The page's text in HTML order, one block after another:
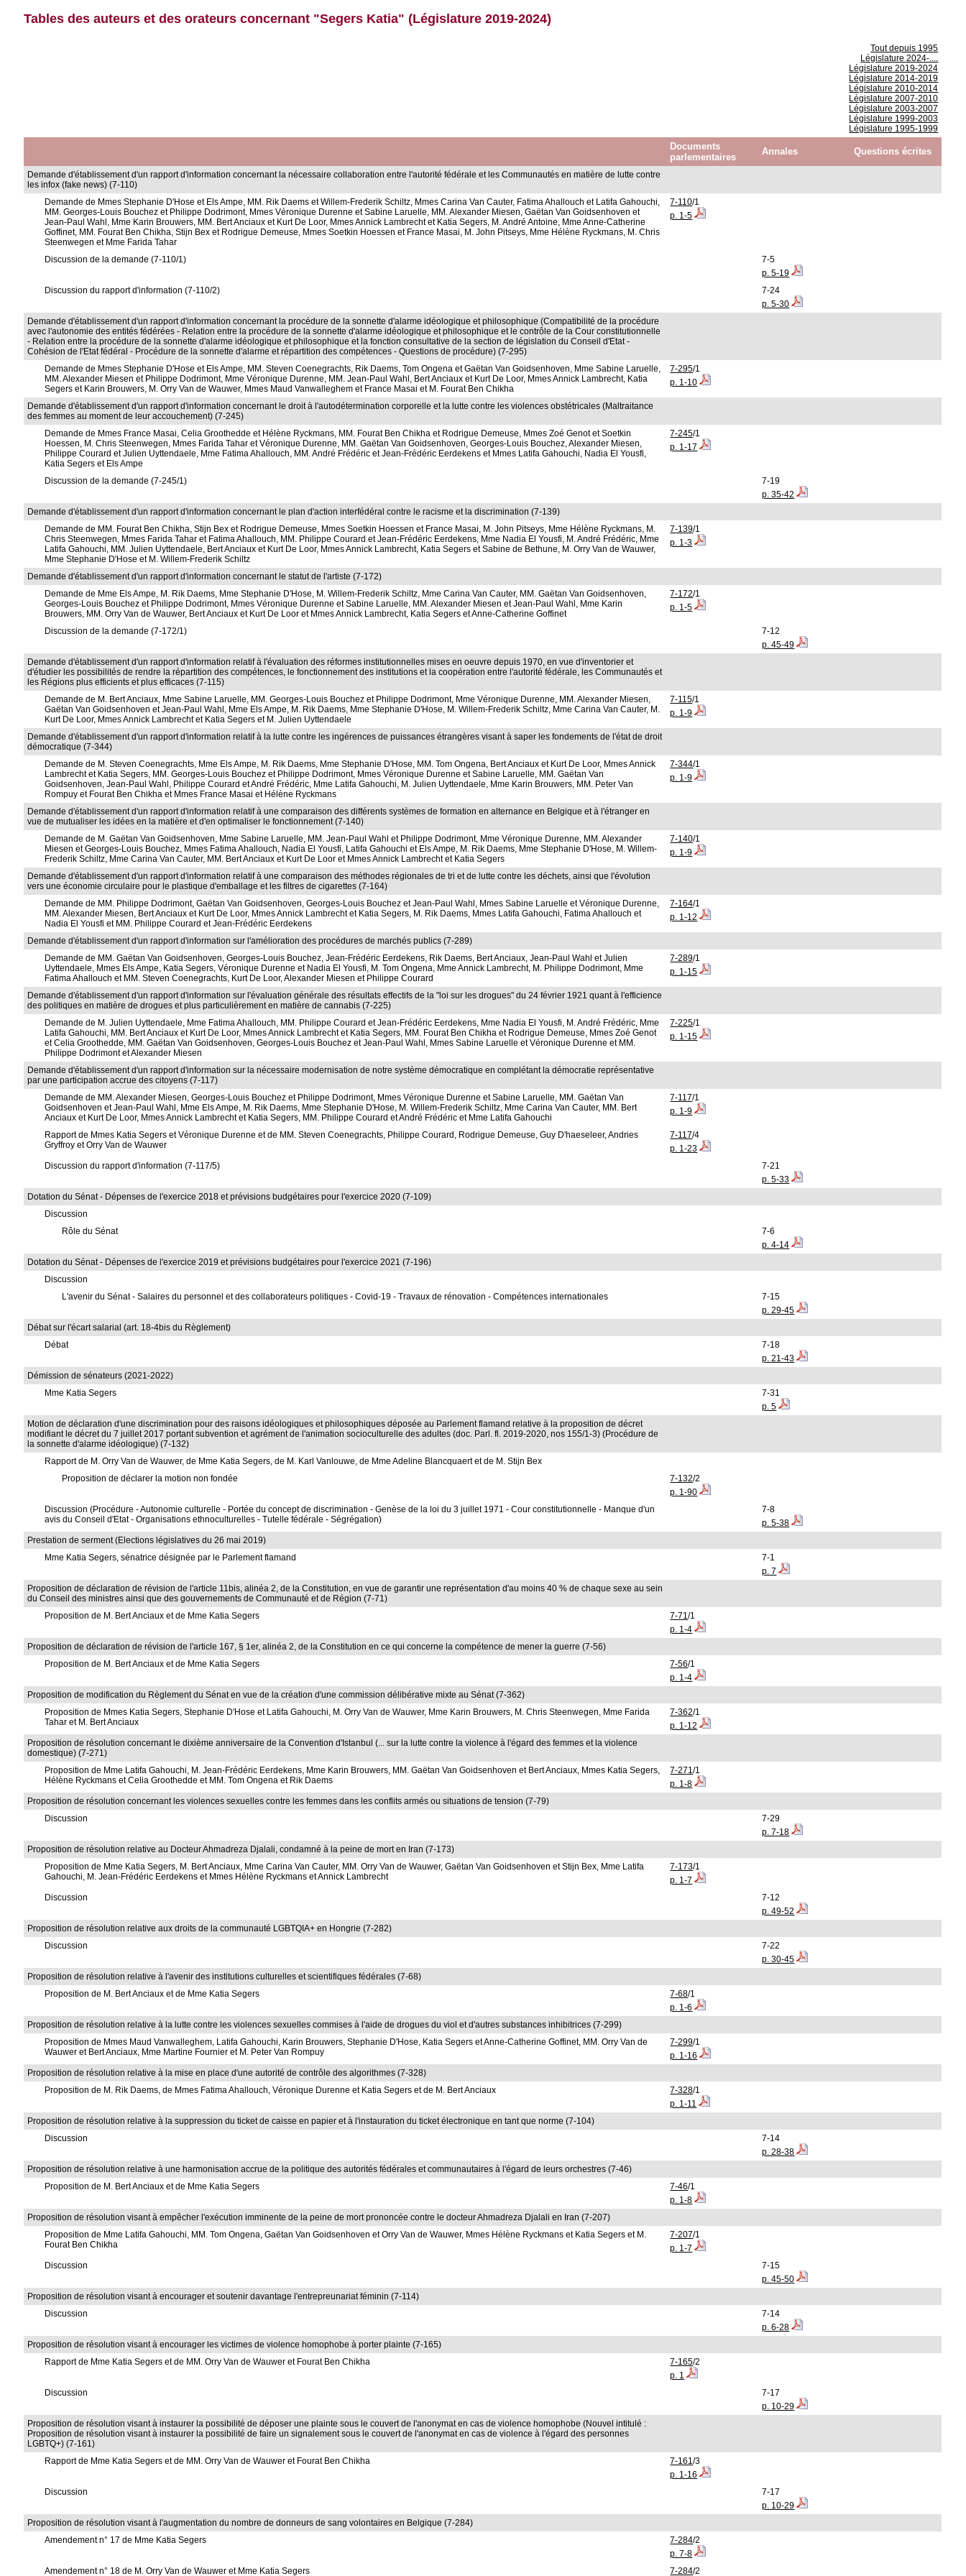
Tables des auteurs et des orateurs concernant "Segers Katia" (Législature 2019-2024)
Tout depuis 1995
Législature 2024-....
Législature 2019-2024
Législature 2014-2019
Législature 2010-2014
Législature 2007-2010
Législature 2003-2007
Législature 1999-2003
Législature 1995-1999
Documents
parlementaires
Annales Questions écrites
Demande d'établissement d'un rapport d'information concernant la nécessaire collaboration entre l'autorité fédérale et les Communautés en matière de lutte contre
les infox (fake news) (7-110)
Demande de Mmes Stephanie D'Hose et Els Ampe, MM. Rik Daems et Willem-Frederik Schiltz, Mmes Carina Van Cauter, Fatima Ahallouch et Latifa Gahouchi,
MM. Georges-Louis Bouchez et Philippe Dodrimont, Mmes Véronique Durenne et Sabine Laruelle, MM. Alexander Miesen, Gaëtan Van Goidsenhoven et
Jean-Paul Wahl, Mme Karin Brouwers, MM. Bert Anciaux et Kurt De Loor, Mmes Annick Lambrecht et Katia Segers, M. André Antoine, Mme Anne-Catherine
Goffinet, MM. Fourat Ben Chikha, Stijn Bex et Rodrigue Demeuse, Mmes Soetkin Hoessen et France Masai, M. John Pitseys, Mme Hélène Ryckmans, M. Chris
Steenwegen et Mme Farida Tahar
7-110/1
p. 1-5
Discussion de la demande (7-110/1)
7-5
p. 5-19
Discussion du rapport d'information (7-110/2)
7-24
p. 5-30
Demande d'établissement d'un rapport d'information concernant la procédure de la sonnette d'alarme idéologique et philosophique (Compatibilité de la procédure
avec l'autonomie des entités fédérées - Relation entre la procédure de la sonnette d'alarme idéologique et philosophique et le contrôle de la Cour constitutionnelle
- Relation entre la procédure de la sonnette d'alarme idéologique et philosophique et la fonction consultative de la section de législation du Conseil d'Etat -
Cohésion de l'Etat fédéral - Procédure de la sonnette d'alarme et répartition des compétences - Questions de procédure) (7-295)
Demande de Mmes Stephanie D'Hose et Els Ampe, MM. Steven Coenegrachts, Rik Daems, Tom Ongena et Gaëtan Van Goidsenhoven, Mme Sabine Laruelle,
MM. Alexander Miesen et Philippe Dodrimont, Mme Véronique Durenne, MM. Jean-Paul Wahl, Bert Anciaux et Kurt De Loor, Mmes Annick Lambrecht, Katia
Segers et Karin Brouwers, M. Orry Van de Wauwer, Mmes Maud Vanwalleghem et France Masai et M. Fourat Ben Chikha
7-295/1
p. 1-10
Demande d'établissement d'un rapport d'information concernant le droit à l'autodétermination corporelle et la lutte contre les violences obstétricales (Maltraitance
des femmes au moment de leur accouchement) (7-245)
Demande de Mmes France Masai, Celia Groothedde et Hélène Ryckmans, MM. Fourat Ben Chikha et Rodrigue Demeuse, Mmes Zoé Genot et Soetkin
Hoessen, M. Chris Steenwegen, Mmes Farida Tahar et Véronique Durenne, MM. Gaëtan Van Goidsenhoven, Georges-Louis Bouchez, Alexander Miesen,
Philippe Courard et Julien Uyttendaele, Mme Fatima Ahallouch, MM. André Frédéric et Jean-Frédéric Eerdekens et Mmes Latifa Gahouchi, Nadia El Yousfi,
Katia Segers et Els Ampe
7-245/1
p. 1-17
Discussion de la demande (7-245/1)
7-19
p. 35-42
Demande d'établissement d'un rapport d'information concernant le plan d'action interfédéral contre le racisme et la discrimination (7-139)
Demande de MM. Fourat Ben Chikha, Stijn Bex et Rodrigue Demeuse, Mmes Soetkin Hoessen et France Masai, M. John Pitseys, Mme Hélène Ryckmans, M.
Chris Steenwegen, Mmes Farida Tahar et Fatima Ahallouch, MM. Philippe Courard et Jean-Frédéric Eerdekens, Mme Nadia El Yousfi, M. André Frédéric, Mme
Latifa Gahouchi, MM. Julien Uyttendaele, Bert Anciaux et Kurt De Loor, Mmes Annick Lambrecht, Katia Segers et Sabine de Bethune, M. Orry Van de Wauwer,
Mme Stephanie D'Hose et M. Willem-Frederik Schiltz
7-139/1
p. 1-3
Demande d'établissement d'un rapport d'information concernant le statut de l'artiste (7-172)
Demande de Mme Els Ampe, M. Rik Daems, Mme Stephanie D'Hose, M. Willem-Frederik Schiltz, Mme Carina Van Cauter, MM. Gaëtan Van Goidsenhoven,
Georges-Louis Bouchez et Philippe Dodrimont, Mmes Véronique Durenne et Sabine Laruelle, MM. Alexander Miesen et Jean-Paul Wahl, Mme Karin
Brouwers, MM. Orry Van de Wauwer, Bert Anciaux et Kurt De Loor et Mmes Annick Lambrecht, Katia Segers et Anne-Catherine Goffinet
7-172/1
p. 1-5
Discussion de la demande (7-172/1)
7-12
p. 45-49
Demande d'établissement d'un rapport d'information relatif à l'évaluation des réformes institutionnelles mises en oeuvre depuis 1970, en vue d'inventorier et
d'étudier les possibilités de rendre la répartition des compétences, le fonctionnement des institutions et la coopération entre l'autorité fédérale, les Communautés et
les Régions plus efficients et plus efficaces (7-115)
Demande de M. Bert Anciaux, Mme Sabine Laruelle, MM. Georges-Louis Bouchez et Philippe Dodrimont, Mme Véronique Durenne, MM. Alexander Miesen,
Gaëtan Van Goidsenhoven et Jean-Paul Wahl, Mme Els Ampe, M. Rik Daems, Mme Stephanie D'Hose, M. Willem-Frederik Schiltz, Mme Carina Van Cauter, M.
Kurt De Loor, Mmes Annick Lambrecht et Katia Segers et M. Julien Uyttendaele
7-115/1
p. 1-9
Demande d'établissement d'un rapport d'information relatif à la lutte contre les ingérences de puissances étrangères visant à saper les fondements de l'état de droit
démocratique (7-344)
Demande de M. Steven Coenegrachts, Mme Els Ampe, M. Rik Daems, Mme Stephanie D'Hose, MM. Tom Ongena, Bert Anciaux et Kurt De Loor, Mmes Annick
Lambrecht et Katia Segers, MM. Georges-Louis Bouchez et Philippe Dodrimont, Mmes Véronique Durenne et Sabine Laruelle, MM. Gaëtan Van
Goidsenhoven, Jean-Paul Wahl, Philippe Courard et André Frédéric, Mme Latifa Gahouchi, M. Julien Uyttendaele, Mme Karin Brouwers, MM. Peter Van
Rompuy et Fourat Ben Chikha et Mmes France Masai et Hélène Ryckmans
7-344/1
p. 1-9
Demande d'établissement d'un rapport d'information relatif à une comparaison des différents systèmes de formation en alternance en Belgique et à l'étranger en
vue de mutualiser les idées en la matière et d'en optimaliser le fonctionnement (7-140)
Demande de M. Gaëtan Van Goidsenhoven, Mme Sabine Laruelle, MM. Jean-Paul Wahl et Philippe Dodrimont, Mme Véronique Durenne, MM. Alexander
Miesen et Georges-Louis Bouchez, Mmes Fatima Ahallouch, Nadia El Yousfi, Latifa Gahouchi et Els Ampe, M. Rik Daems, Mme Stephanie D'Hose, M. Willem-
Frederik Schiltz, Mme Carina Van Cauter, MM. Bert Anciaux et Kurt De Loor et Mmes Annick Lambrecht et Katia Segers
7-140/1
p. 1-9
Demande d'établissement d'un rapport d'information relatif à une comparaison des méthodes régionales de tri et de lutte contre les déchets, ainsi que l'évolution
vers une économie circulaire pour le plastique d'emballage et les filtres de cigarettes (7-164)
Demande de MM. Philippe Dodrimont, Gaëtan Van Goidsenhoven, Georges-Louis Bouchez et Jean-Paul Wahl, Mmes Sabine Laruelle et Véronique Durenne,
MM. Alexander Miesen, Bert Anciaux et Kurt De Loor, Mmes Annick Lambrecht et Katia Segers, M. Rik Daems, Mmes Latifa Gahouchi, Fatima Ahallouch et
Nadia El Yousfi et MM. Philippe Courard et Jean-Frédéric Eerdekens
7-164/1
p. 1-12
Demande d'établissement d'un rapport d'information sur l'amélioration des procédures de marchés publics (7-289)
Demande de MM. Gaëtan Van Goidsenhoven, Georges-Louis Bouchez, Jean-Frédéric Eerdekens, Rik Daems, Bert Anciaux, Jean-Paul Wahl et Julien
Uyttendaele, Mmes Els Ampe, Katia Segers, Véronique Durenne et Nadia El Yousfi, M. Tom Ongena, Mme Annick Lambrecht, M. Philippe Dodrimont, Mme
Fatima Ahallouch et MM. Steven Coenegrachts, Kurt De Loor, Alexander Miesen et Philippe Courard
7-289/1
p. 1-15
Demande d'établissement d'un rapport d'information sur l'évaluation générale des résultats effectifs de la "loi sur les drogues" du 24 février 1921 quant à l'efficience
des politiques en matière de drogues et plus particulièrement en matière de cannabis (7-225)
Demande de M. Julien Uyttendaele, Mme Fatima Ahallouch, MM. Philippe Courard et Jean-Frédéric Eerdekens, Mme Nadia El Yousfi, M. André Frédéric, Mme
Latifa Gahouchi, MM. Bert Anciaux et Kurt De Loor, Mmes Annick Lambrecht et Katia Segers, MM. Fourat Ben Chikha et Rodrigue Demeuse, Mmes Zoé Genot
et Celia Groothedde, MM. Gaëtan Van Goidsenhoven, Georges-Louis Bouchez et Jean-Paul Wahl, Mmes Sabine Laruelle et Véronique Durenne et MM.
Philippe Dodrimont et Alexander Miesen
7-225/1
p. 1-15
Demande d'établissement d'un rapport d'information sur la nécessaire modernisation de notre système démocratique en complétant la démocratie représentative
par une participation accrue des citoyens (7-117)
Demande de MM. Alexander Miesen, Georges-Louis Bouchez et Philippe Dodrimont, Mmes Véronique Durenne et Sabine Laruelle, MM. Gaëtan Van
Goidsenhoven et Jean-Paul Wahl, Mme Els Ampe, M. Rik Daems, Mme Stephanie D'Hose, M. Willem-Frederik Schiltz, Mme Carina Van Cauter, MM. Bert
Anciaux et Kurt De Loor, Mmes Annick Lambrecht et Katia Segers, MM. Philippe Courard et André Frédéric et Mme Latifa Gahouchi
7-117/1
p. 1-9
Rapport de Mmes Katia Segers et Véronique Durenne et de MM. Steven Coenegrachts, Philippe Courard, Rodrigue Demeuse, Guy D'haeseleer, Andries
Gryffroy et Orry Van de Wauwer
7-117/4
p. 1-23
Discussion du rapport d'information (7-117/5)
7-21
p. 5-33
Dotation du Sénat - Dépenses de l'exercice 2018 et prévisions budgétaires pour l'exercice 2020 (7-109)
Discussion
Rôle du Sénat
7-6
p. 4-14
Dotation du Sénat - Dépenses de l'exercice 2019 et prévisions budgétaires pour l'exercice 2021 (7-196)
Discussion
L'avenir du Sénat - Salaires du personnel et des collaborateurs politiques - Covid-19 - Travaux de rénovation - Compétences internationales
7-15
p. 29-45
Débat sur l'écart salarial (art. 18-4bis du Règlement)
Débat
7-18
p. 21-43
Démission de sénateurs (2021-2022)
Mme Katia Segers
7-31
p. 5
Motion de déclaration d'une discrimination pour des raisons idéologiques et philosophiques déposée au Parlement flamand relative à la proposition de décret
modifiant le décret du 7 juillet 2017 portant subvention et agrément de l'animation socioculturelle des adultes (doc. Parl. fl. 2019-2020, nos 155/1-3) (Procédure de
la sonnette d'alarme idéologique) (7-132)
Rapport de M. Orry Van de Wauwer, de Mme Katia Segers, de M. Karl Vanlouwe, de Mme Adeline Blancquaert et de M. Stijn Bex
Proposition de déclarer la motion non fondée
7-132/2
p. 1-90
Discussion (Procédure - Autonomie culturelle - Portée du concept de discrimination - Genèse de la loi du 3 juillet 1971 - Cour constitutionnelle - Manque d'un
avis du Conseil d'Etat - Organisations ethnoculturelles - Tutelle fédérale - Ségrégation)
7-8
p. 5-38
Prestation de serment (Elections législatives du 26 mai 2019)
Mme Katia Segers, sénatrice désignée par le Parlement flamand
7-1
p. 7
Proposition de déclaration de révision de l'article 11bis, alinéa 2, de la Constitution, en vue de garantir une représentation d'au moins 40 % de chaque sexe au sein
du Conseil des ministres ainsi que des gouvernements de Communauté et de Région (7-71)
Proposition de M. Bert Anciaux et de Mme Katia Segers
7-71/1
p. 1-4
Proposition de déclaration de révision de l'article 167, § 1er, alinéa 2, de la Constitution en ce qui concerne la compétence de mener la guerre (7-56)
Proposition de M. Bert Anciaux et de Mme Katia Segers
7-56/1
p. 1-4
Proposition de modification du Règlement du Sénat en vue de la création d'une commission délibérative mixte au Sénat (7-362)
Proposition de Mmes Katia Segers, Stephanie D'Hose et Latifa Gahouchi, M. Orry Van de Wauwer, Mme Karin Brouwers, M. Chris Steenwegen, Mme Farida
Tahar et M. Bert Anciaux
7-362/1
p. 1-12
Proposition de résolution concernant le dixième anniversaire de la Convention d'Istanbul (... sur la lutte contre la violence à l'égard des femmes et la violence
domestique) (7-271)
Proposition de Mme Latifa Gahouchi, M. Jean-Frédéric Eerdekens, Mme Karin Brouwers, MM. Gaëtan Van Goidsenhoven et Bert Anciaux, Mmes Katia Segers,
Hélène Ryckmans et Celia Groothedde et MM. Tom Ongena et Rik Daems
7-271/1
p. 1-8
Proposition de résolution concernant les violences sexuelles contre les femmes dans les conflits armés ou situations de tension (7-79)
Discussion
7-29
p. 7-18
Proposition de résolution relative au Docteur Ahmadreza Djalali, condamné à la peine de mort en Iran (7-173)
Proposition de Mme Katia Segers, M. Bert Anciaux, Mme Carina Van Cauter, MM. Orry Van de Wauwer, Gaëtan Van Goidsenhoven et Stijn Bex, Mme Latifa
Gahouchi, M. Jean-Frédéric Eerdekens et Mmes Hélène Ryckmans et Annick Lambrecht
7-173/1
p. 1-7
Discussion
7-12
p. 49-52
Proposition de résolution relative aux droits de la communauté LGBTQIA+ en Hongrie (7-282)
Discussion
7-22
p. 30-45
Proposition de résolution relative à l'avenir des institutions culturelles et scientifiques fédérales (7-68)
Proposition de M. Bert Anciaux et de Mme Katia Segers
7-68/1
p. 1-6
Proposition de résolution relative à la lutte contre les violences sexuelles commises à l'aide de drogues du viol et d'autres substances inhibitrices (7-299)
Proposition de Mmes Maud Vanwalleghem, Latifa Gahouchi, Karin Brouwers, Stephanie D'Hose, Katia Segers et Anne-Catherine Goffinet, MM. Orry Van de
Wauwer et Bert Anciaux, Mme Martine Fournier et M. Peter Van Rompuy
7-299/1
p. 1-16
Proposition de résolution relative à la mise en place d'une autorité de contrôle des algorithmes (7-328)
Proposition de M. Rik Daems, de Mmes Fatima Ahallouch, Véronique Durenne et Katia Segers et de M. Bert Anciaux
7-328/1
p. 1-11
Proposition de résolution relative à la suppression du ticket de caisse en papier et à l'instauration du ticket électronique en tant que norme (7-104)
Discussion
7-14
p. 28-38
Proposition de résolution relative à une harmonisation accrue de la politique des autorités fédérales et communautaires à l'égard de leurs orchestres (7-46)
Proposition de M. Bert Anciaux et de Mme Katia Segers
7-46/1
p. 1-8
Proposition de résolution visant à empêcher l'exécution imminente de la peine de mort prononcée contre le docteur Ahmadreza Djalali en Iran (7-207)
Proposition de Mme Latifa Gahouchi, MM. Tom Ongena, Gaëtan Van Goidsenhoven et Orry Van de Wauwer, Mmes Hélène Ryckmans et Katia Segers et M.
Fourat Ben Chikha
7-207/1
p. 1-7
Discussion
7-15
p. 45-50
Proposition de résolution visant à encourager et soutenir davantage l'entrepreunariat féminin (7-114)
Discussion
7-14
p. 6-28
Proposition de résolution visant à encourager les victimes de violence homophobe à porter plainte (7-165)
Rapport de Mme Katia Segers et de MM. Orry Van de Wauwer et Fourat Ben Chikha
7-165/2
p. 1
Discussion
7-17
p. 10-29
Proposition de résolution visant à instaurer la possibilité de déposer une plainte sous le couvert de l'anonymat en cas de violence homophobe (Nouvel intitulé :
Proposition de résolution visant à instaurer la possibilité de faire un signalement sous le couvert de l'anonymat en cas de violence à l'égard des personnes
LGBTQ+) (7-161)
Rapport de Mme Katia Segers et de MM. Orry Van de Wauwer et Fourat Ben Chikha
7-161/3
p. 1-16
Discussion
7-17
p. 10-29
Proposition de résolution visant à l'augmentation du nombre de donneurs de sang volontaires en Belgique (7-284)
Amendement n° 17 de Mme Katia Segers
7-284/2
p. 7-8
Amendement n° 18 de M. Orry Van de Wauwer et Mme Katia Segers
7-284/2